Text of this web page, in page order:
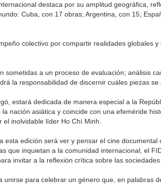
destaca por su amplitud geográfica,
Cuba, con 17 obras; Argentina, con 15;
colectivo por compartir realidades globales
sometidas a un proceso de evaluación; análisis
la responsabilidad de discernir cuáles piezas
estará dedicada de manera especial a la
nación asiática y coincide con una efeméride
inolvidable líder Ho Chí Minh.
esta edición será ver y pensar el cine
que inquietan a la comunidad internacional, el
invitar a la reflexión crítica sobre las sociedades
unirse para celebrar un género que, en palabras